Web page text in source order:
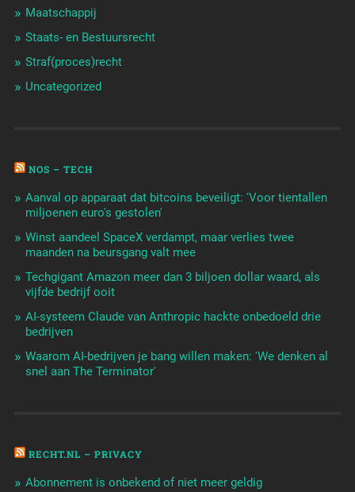
Maatschappij
Staats- en Bestuursrecht
Straf(proces)recht
Uncategorized
NOS – TECH
Aanval op apparaat dat bitcoins beveiligt: 'Voor tientallen
miljoenen euro's gestolen'
Winst aandeel SpaceX verdampt, maar verlies twee
maanden na beursgang valt mee
Techgigant Amazon meer dan 3 biljoen dollar waard, als
vijfde bedrijf ooit
AI-systeem Claude van Anthropic hackte onbedoeld drie
bedrijven
Waarom AI-bedrijven je bang willen maken: 'We denken al
snel aan The Terminator'
RECHT.NL – PRIVACY
Abonnement is onbekend of niet meer geldig